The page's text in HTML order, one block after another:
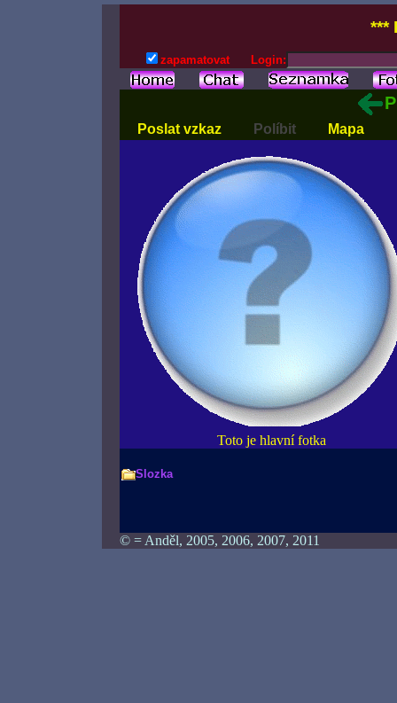
***
zapamatovat Login:
Poslat vzkaz Políbit Mapa
Toto je hlavní fotka
Slozka
© = Anděl, 2005, 2006, 2007, 2011